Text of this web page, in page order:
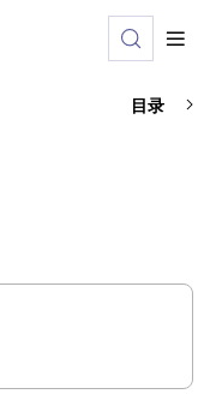
index is
目录